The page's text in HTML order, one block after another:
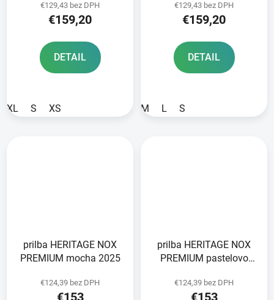
€129,43 bez DPH
€159,20
DETAIL
XL S XS
€129,43 bez DPH
€159,20
DETAIL
M L S
prilba HERITAGE NOX
PREMIUM mocha 2025
€124,39 bez DPH
€153
prilba HERITAGE NOX
PREMIUM pastelovo
€124,39 bez DPH
€153